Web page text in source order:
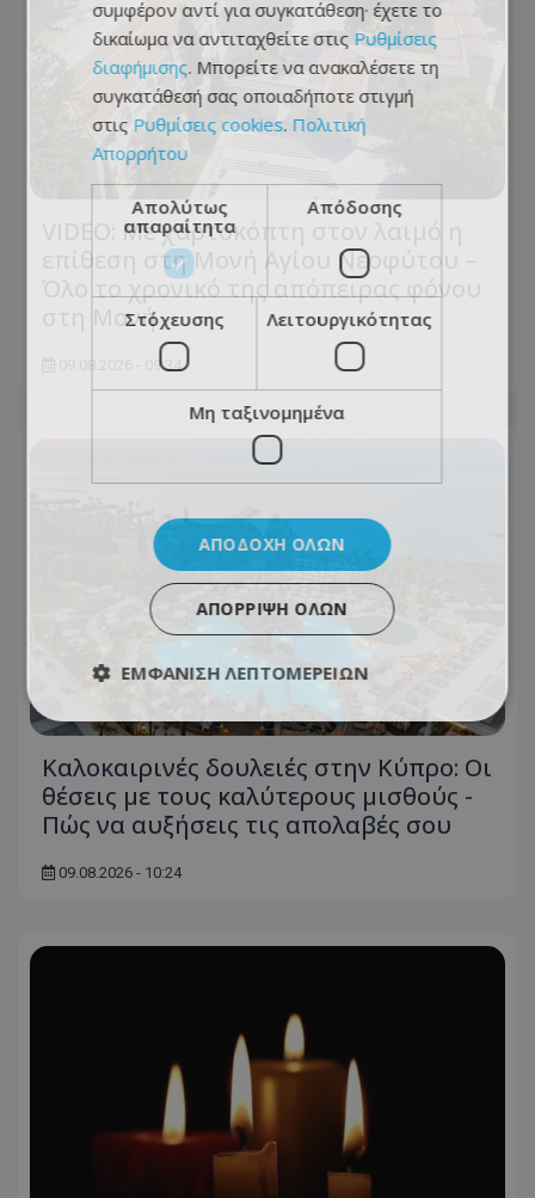
VIDEO: Με χαρτοκόπτη στον λαιμό η
επίθεση στη Μονή Αγίου Νεοφύτου –
Όλο το χρονικό της απόπειρας φόνου
στη Μονή
09.08.2026 - 09:34
Καλοκαιρινές δουλειές στην Κύπρο: Οι
θέσεις με τους καλύτερους μισθούς -
Πώς να αυξήσεις τις απολαβές σου
09.08.2026 - 10:24
συμφέρον αντί για συγκατάθεση· έχετε το
δικαίωμα να αντιταχθείτε στις Ρυθμίσεις
διαφήμισης. Μπορείτε να ανακαλέσετε τη
συγκατάθεσή σας οποιαδήποτε στιγμή
στις Ρυθμίσεις cookies. Πολιτική
Απορρήτου
Απολύτως
απαραίτητα
Απόδοσης
Στόχευσης Λειτουργικότητας
Μη ταξινομημένα
ΑΠΟΔΟΧΉ ΌΛΩΝ
ΑΠΌΡΡΙΨΗ ΌΛΩΝ
ΕΜΦΆΝΙΣΗ ΛΕΠΤΟΜΕΡΕΙΏΝ